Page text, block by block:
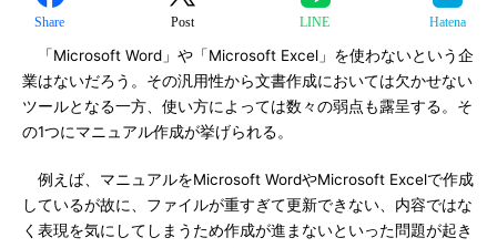
Share Post LINE Hatena
「Microsoft Word」や「Microsoft Excel」を使わないという企
業はないだろう。その汎用性から文書作成においては欠かせない
ツールとなる一方、使い方によっては数々の弱点も露呈する。そ
の1つにマニュアル作成が挙げられる。
例えば、マニュアルをMicrosoft WordやMicrosoft Excelで作成
しているが故に、ファイルが重すぎて更新できない、内容ではな
く表現を気にしてしまうため作成が進まないといった問題が起き